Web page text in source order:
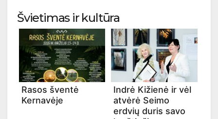
Švietimas ir kultūra
Rasos šventė
Kernavėje
Indrė Kižienė ir vėl
atvėrė Seimo
erdvių duris savo